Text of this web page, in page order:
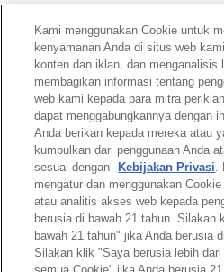
Dog Mother and Baby, 1 bicycle, 2
seat
Item Code : 4281
Catalogue
Kami menggunakan Cookie untuk
kenyamanan Anda di situs web
konten dan iklan, dan menganalisis
membagikan informasi tentang
web kami kepada para mitra
dapat menggabungkannya dengan
Anda berikan kepada mereka atau
kumpulkan dari penggunaan Anda
sesuai dengan
Kebijakan Privasi.
mengatur dan menggunakan
atau analitis akses web kepada
berusia di bawah 21 tahun. Silakan
bawah 21 tahun" jika Anda berusia
Silakan klik "Saya berusia lebih